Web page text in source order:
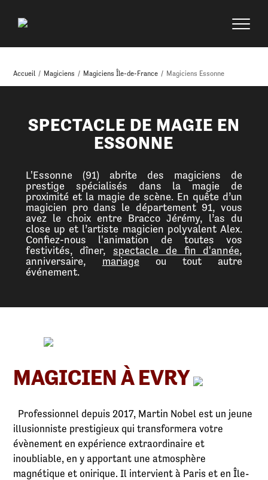
Accueil / Magiciens / Magiciens Île-de-France / Magiciens Essonne
SPECTACLE DE MAGIE EN
ESSONNE
L'Essonne (91) abrite des magiciens de
prestige spécialisés dans la magie de
proximité et la magie de scène. En quête d’un
magicien pro dans le département 91, vous
avez le choix entre Bracco Jérémy, l’as du
close up et l’artiste magicien polyvalent Alex.
Confiez-nous l'animation de toutes vos
festivités, dîner, spectacle de fin d'année,
anniversaire, mariageou tout autre
événement.
MAGICIEN À EVRY
Professionnel depuis 2017, Martin Nobel est un jeune
illusionniste prestigieux qui transformera votre
évènement en expérience extraordinaire et
inoubliable, en y apportant une atmosphère
magnétique et onirique. Il intervient à Paris et en Île-